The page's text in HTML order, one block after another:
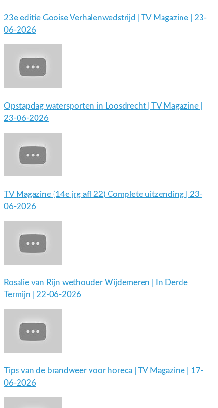
23e editie Gooise Verhalenwedstrijd | TV Magazine | 23-
06-2026
Opstapdag watersporten in Loosdrecht | TV Magazine |
23-06-2026
TV Magazine (14e jrg afl 22) Complete uitzending | 23-
06-2026
Rosalie van Rijn wethouder Wijdemeren | In Derde
Termijn | 22-06-2026
Tips van de brandweer voor horeca | TV Magazine | 17-
06-2026